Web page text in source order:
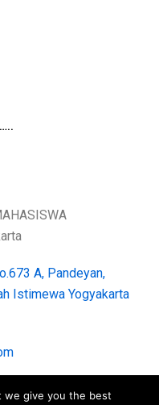
A, Pandeyan,
Istimewa Yogyakarta
we give you the best